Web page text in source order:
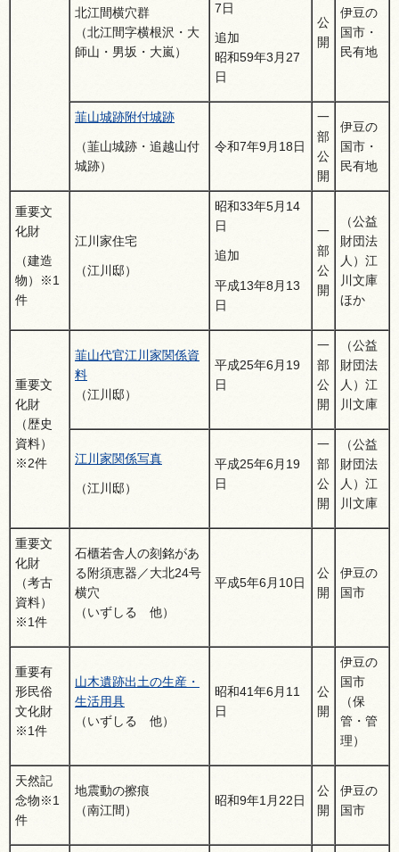
北江間横穴群
（北江間字横根沢・大
師山・男坂・大嵐）
7日
追加
昭和59年3月27
日
公
開
伊豆の
国市・
民有地
韮山城跡附付城跡
（韮山城跡・追越山付
城跡）
令和7年9月18日
一
部
公
開
伊豆の
国市・
民有地
重要文
化財
（建造
物）※1
件
江川家住宅
（江川邸）
昭和33年5月14
日
追加
平成13年8月13
日
一
部
公
開
（公益
財団法
人）江
川文庫
ほか
重要文
化財
（歴史
資料）
※2件
韮山代官江川家関係資
料
（江川邸）
平成25年6月19
日
一
部
公
開
（公益
財団法
人）江
川文庫
江川家関係写真
（江川邸）
平成25年6月19
日
一
部
公
開
（公益
財団法
人）江
川文庫
重要文
化財
（考古
資料）
※1件
石櫃若舎人の刻銘があ
る附須恵器／大北24号
横穴
（いずしる 他）
平成5年6月10日
公
開
伊豆の
国市
重要有
形民俗
文化財
※1件
山木遺跡出土の生産・
生活用具
（いずしる 他）
昭和41年6月11
日
公
開
伊豆の
国市
（保
管・管
理）
天然記
念物※1
件
地震動の擦痕
（南江間）
昭和9年1月22日
公
開
伊豆の
国市